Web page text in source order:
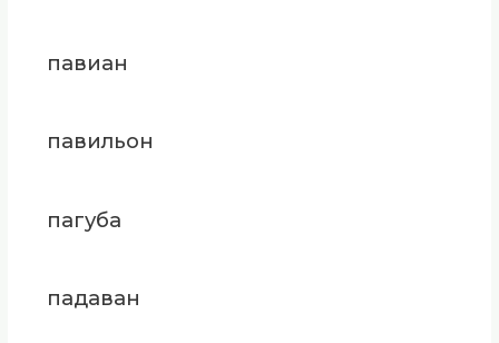
павиан
павильон
пагуба
падаван